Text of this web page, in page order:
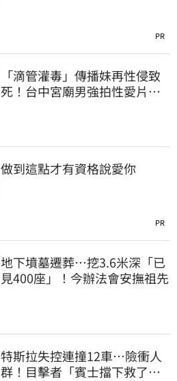
PR
「滴管灌毒」傳播妹再性侵致
死！台中宮廟男強拍性愛片
做到這點才有資格說愛你
PR
地下墳墓遷葬…挖3.6米深「已
見400座」！今辦法會安撫祖先
特斯拉失控連撞12車…險衝人
群！目擊者「賓士擋下救了好